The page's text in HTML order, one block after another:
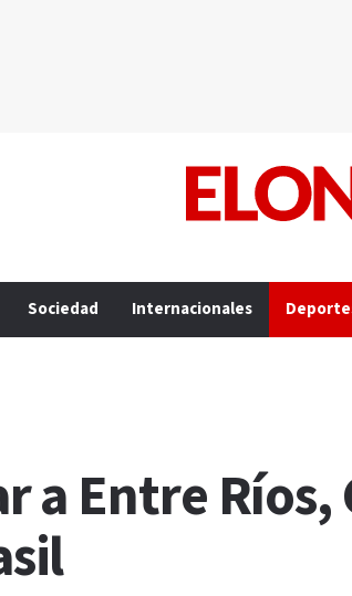
Sociedad Internacionales
a Entre